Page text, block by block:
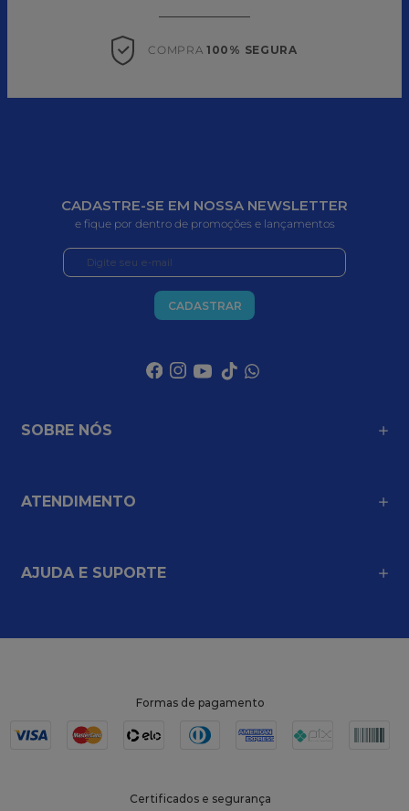
COMPRA 100% SEGURA
CADASTRE-SE EM NOSSA NEWSLETTER
e fique por dentro de promoções e lançamentos
CADASTRAR
SOBRE NÓS
ATENDIMENTO
AJUDA E SUPORTE
Formas de pagamento
Certificados e segurança